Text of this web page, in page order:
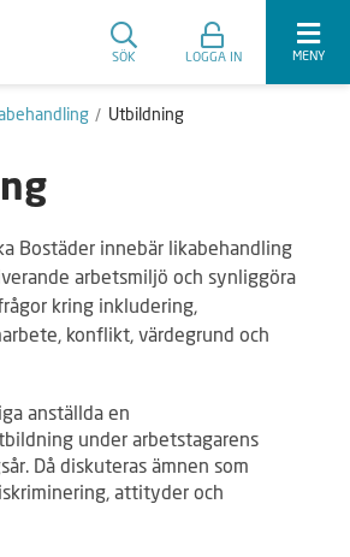
SÖK LOGGA IN MENY
Utbildning
Bostäder innebär likabehandling
arbetsmiljö och synliggöra
kring inkludering,
konflikt, värdegrund och
anställda en
under arbetstagarens
Då diskuteras ämnen som
attityder och